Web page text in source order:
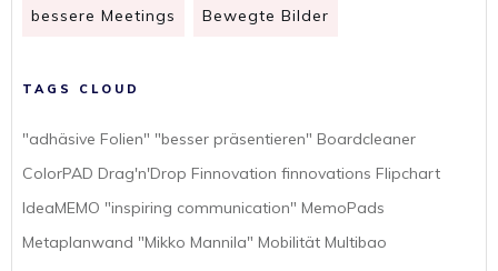
bessere Meetings Bewegte Bilder
TAGS CLOUD
"adhäsive Folien" "besser präsentieren" Boardcleaner
ColorPAD Drag'n'Drop Finnovation finnovations Flipchart
IdeaMEMO "inspiring communication" MemoPads
Metaplanwand "Mikko Mannila" Mobilität Multibao